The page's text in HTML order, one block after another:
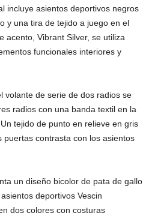
incluye asientos deportivos negros
y una tira de tejido a juego en el
acento, Vibrant Silver, se utiliza
funcionales interiores y
volante de serie de dos radios se
radios con una banda textil en la
tejido de punto en relieve en gris
contrasta con los asientos
un diseño bicolor de pata de gallo
deportivos Vescin
dos colores con costuras